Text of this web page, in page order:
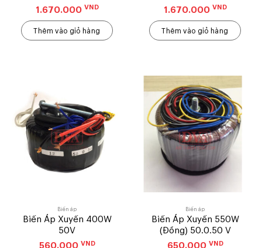
1.670.000 VND
Thêm vào giỏ hàng
1.670.000 VND
Thêm vào giỏ hàng
Biến áp
Biến Áp Xuyến 400W
50V
560.000 VND
Biến áp
Biến Áp Xuyến 550W
(Đồng) 50.0.50 V
650.000 VND